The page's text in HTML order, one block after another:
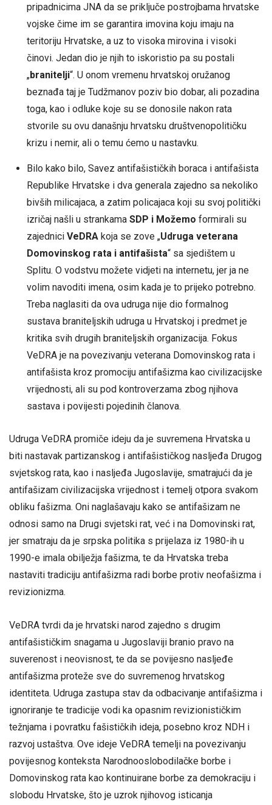
pripadnicima JNA da se priključe postrojbama hrvatske
vojske čime im se garantira imovina koju imaju na
teritoriju Hrvatske, a uz to visoka mirovina i visoki
činovi. Jedan dio je njih to iskoristio pa su postali
„branitelji“. U onom vremenu hrvatskoj oružanog
beznađa taj je Tudžmanov poziv bio dobar, ali pozadina
toga, kao i odluke koje su se donosile nakon rata
stvorile su ovu današnju hrvatsku društvenopolitičku
krizu i nemir, ali o temu ćemo u nastavku.
Bilo kako bilo, Savez antifašističkih boraca i antifašista
Republike Hrvatske i dva generala zajedno sa nekoliko
bivših milicajaca, a zatim policajaca koji su svoj politički
izričaj našli u strankama SDP i Možemo formirali su
zajednici VeDRAkoja se zove „Udruga veterana
Domovinskog rata i antifašista“ sa sjedištem u
Splitu. O vodstvu možete vidjeti na internetu, jer ja ne
volim navoditi imena, osim kada je to prijeko potrebno.
Treba naglasiti da ova udruga nije dio formalnog
sustava braniteljskih udruga u Hrvatskoj i predmet je
kritika svih drugih braniteljskih organizacija. Fokus
VeDRA je na povezivanju veterana Domovinskog rata i
antifašista kroz promociju antifašizma kao civilizacijske
vrijednosti, ali su pod kontroverzama zbog njihova
sastava i povijesti pojedinih članova.
Udruga VeDRA promiče ideju da je suvremena Hrvatska u
biti nastavak partizanskog i antifašističkog nasljeđa Drugog
svjetskog rata, kao i nasljeđa Jugoslavije, smatrajući da je
antifašizam civilizacijska vrijednost i temelj otpora svakom
obliku fašizma. Oni naglašavaju kako se antifašizam ne
odnosi samo na Drugi svjetski rat, već i na Domovinski rat,
jer smatraju da je srpska politika s prijelaza iz 1980-ih u
1990-e imala obilježja fašizma, te da Hrvatska treba
nastaviti tradiciju antifašizma radi borbe protiv neofašizma i
revizionizma.
VeDRA tvrdi da je hrvatski narod zajedno s drugim
antifašističkim snagama u Jugoslaviji branio pravo na
suverenost i neovisnost, te da se povijesno nasljeđe
antifašizma proteže sve do suvremenog hrvatskog
identiteta. Udruga zastupa stav da odbacivanje antifašizma i
ignoriranje te tradicije vodi ka opasnim revizionističkim
težnjama i povratku fašističkih ideja, posebno kroz NDH i
razvoj ustaštva. Ove ideje VeDRA temelji na povezivanju
povijesnog konteksta Narodnooslobodilačke borbe i
Domovinskog rata kao kontinuirane borbe za demokraciju i
slobodu Hrvatske, što je uzrok njihovog isticanja